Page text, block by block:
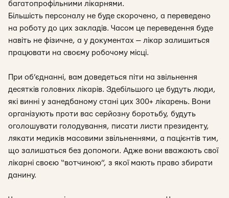
багатопрофільними лікарнями.
Більшість персоналу не буде скорочено, а переведено
на роботу до цих закладів. Часом це переведення буде
навіть не фізичне, а у документах — лікар залишиться
працювати на своєму робочому місці.
При об’єднанні, вам доведеться піти на звільнення
десятків головних лікарів. Здебільшого це будуть люди,
які винні у занедбаному стані цих 300+ лікарень. Вони
організують проти вас серйозну боротьбу, будуть
оголошувати голодування, писати листи президенту,
лякати медиків масовими звільненнями, а пацієнтів тим,
що залишаться без допомоги. Адже вони вважають свої
лікарні своєю “вотчиною”, з якої мають право збирати
данину.